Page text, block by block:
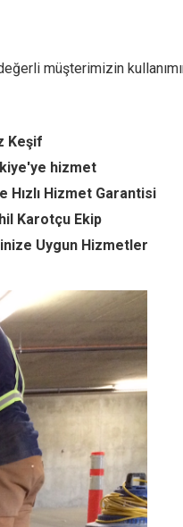
müşterimizin
Keşif
hizmet
Hızlı Hizmet Garantisi
Karotçu Ekip
Uygun Hizmetler